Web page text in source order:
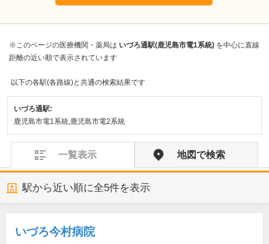
※このページの医療機関・薬局は いづろ通駅(鹿児島市電1系統) を中心に直線
距離の近い順で表示されています
以下の各駅(各路線)と共通の検索結果です
いづろ通駅:
鹿児島市電1系統,鹿児島市電2系統
一覧表示 地図で検索
駅から近い順に全5件を表示
いづろ今村病院